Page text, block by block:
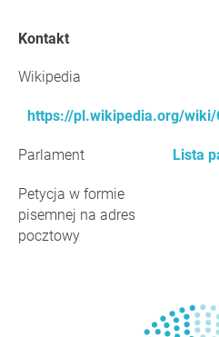
Kontakt
Wikipedia
https://pl.wikipedia.org/wiki/
Parlament Lista
Petycja w formie
pisemnej na adres
pocztowy